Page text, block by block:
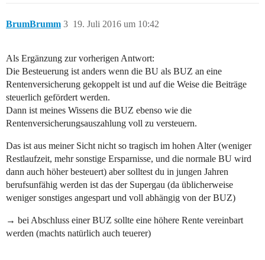
BrumBrumm 19. Juli 2016 um 10:42
3
Als Ergänzung zur vorherigen Antwort:
Die Besteuerung ist anders wenn die BU als BUZ an eine
Rentenversicherung gekoppelt ist und auf die Weise die Beiträge
steuerlich gefördert werden.
Dann ist meines Wissens die BUZ ebenso wie die
Rentenversicherungsauszahlung voll zu versteuern.
Das ist aus meiner Sicht nicht so tragisch im hohen Alter (weniger
Restlaufzeit, mehr sonstige Ersparnisse, und die normale BU wird
dann auch höher besteuert) aber solltest du in jungen Jahren
berufsunfähig werden ist das der Supergau (da üblicherweise
weniger sonstiges angespart und voll abhängig von der BUZ)
→ bei Abschluss einer BUZ sollte eine höhere Rente vereinbart
werden (machts natürlich auch teuerer)